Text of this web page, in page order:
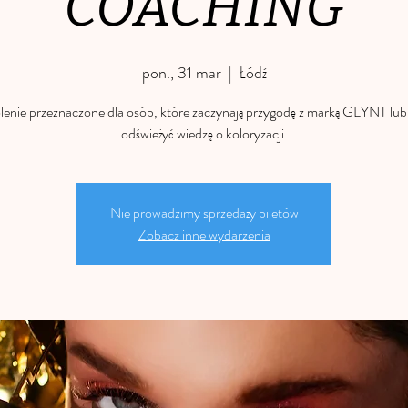
pon., 31 mar
  |
Łódź
przeznaczone dla osób, które zaczynają przygodę z marką GLYNT
odświeżyć wiedzę o koloryzacji.
Nie prowadzimy sprzedaży biletów
Zobacz inne wydarzenia